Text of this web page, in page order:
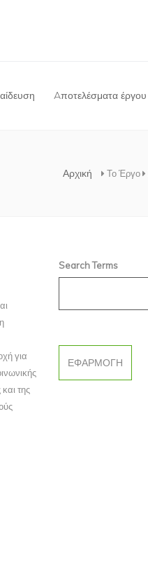
Aποτελέσματα έργου
Αρχική Το Έργο
για
της
Search Terms